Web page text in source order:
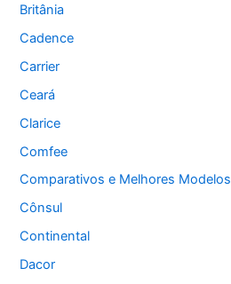
Britânia
Cadence
Carrier
Ceará
Clarice
Comfee
Comparativos e Melhores Modelos
Cônsul
Continental
Dacor